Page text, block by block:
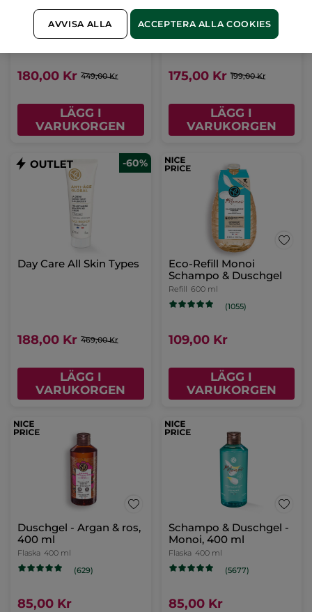
Végétal
Pumpflaska 30 ml
180,00 Kr 449,00 Kr
LÄGG I
VARUKORGEN
Monoi
Sprayflaska 125 ml
175,00 Kr 199,00 Kr
LÄGG I
VARUKORGEN
-60%
Day Care All Skin Types
188,00 Kr 469,00 Kr
LÄGG I
VARUKORGEN
Eco-Refill Monoi
Schampo & Duschgel
Refill 600 ml
(1055)
109,00 Kr
LÄGG I
VARUKORGEN
Duschgel - Argan & ros,
400 ml
Flaska 400 ml
(629)
85,00 Kr
Schampo & Duschgel -
Monoi, 400 ml
Flaska 400 ml
(5677)
85,00 Kr
AVVISA ALLA ACCEPTERA ALLA COOKIES